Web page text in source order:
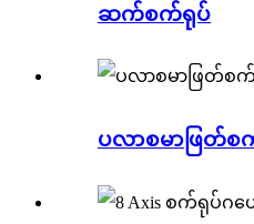
ဆက်စက်ရုပ်
ပလာစမာဖြတ်